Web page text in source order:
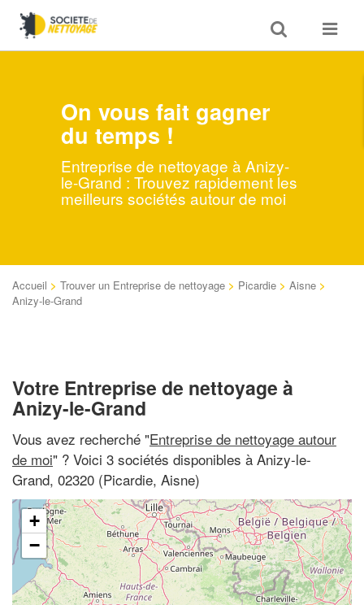
Toggle
search
Toggle
On vous fait gagner
du temps !
Entreprise de nettoyage à Anizy-
le-Grand : Trouvez rapidement les
meilleurs sociétés autour de moi
Accueil > Trouver un Entreprise de nettoyage > Picardie > Aisne >
Anizy-le-Grand
Votre Entreprise de nettoyage à
Anizy-le-Grand
Vous avez recherché "Entreprise de nettoyage autour
de moi" ? Voici 3 sociétés disponibles à Anizy-le-
Grand, 02320 (Picardie, Aisne)
+
−